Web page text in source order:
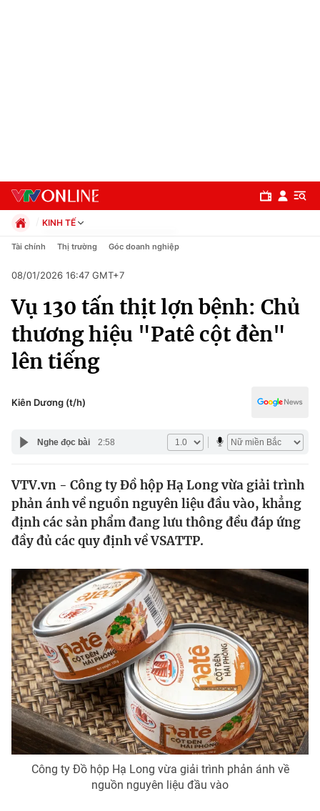
Chuyên mục
Chính trị
Xã hội
Pháp luật
Y tế
Thế giới
Tin tức
Thế giới đó đây
Câu chuyện quốc tế
Kinh tế
Thị trường
Góc doanh nghiệp
Dữ liệu và đời sống
Truyền hình
Phim VTV
Hậu trường
Nhân vật
Khán giả
Giải sao mai
Giải trí
Điện ảnh
Âm nhạc
Sao
Đời sống
Du lịch
Làm đẹp
Chất lượng cuộc sống
Giáo dục
Tuyển sinh
Công nghệ
KINH TẾ
Chính trị
Pháp luật
Kinh tế
Thể thao
Truyền hình
Văn hóa - Giải trí
Công nghệ
Tài chính Thị trường Góc doanh nghiệp
08/01/2026 16:47 GMT+7
Vụ 130 tấn thịt lợn bệnh: Chủ
thương hiệu "Patê cột đèn"
lên tiếng
Kiên Dương (t/h)
Nghe đọc bài 2:58
VTV.vn - Công ty Đồ hộp Hạ Long vừa giải trình
phản ánh về nguồn nguyên liệu đầu vào, khẳng
định các sản phẩm đang lưu thông đều đáp ứng
đầy đủ các quy định về VSATTP.
Công ty Đồ hộp Hạ Long vừa giải trình phản ánh về
nguồn nguyên liệu đầu vào